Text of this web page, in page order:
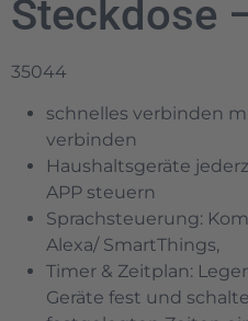
Steckdose
35044
schnelles verbinden
verbinden
Haushaltsgeräte
APP steuern
Sprachsteuerung:
Alexa/ SmartThings,
Timer & Zeitplan:
Geräte fest und